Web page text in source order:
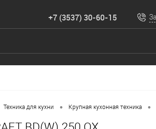
+7 (3537) 30-60-15
Техника для кухни • Крупная кухонная техника •